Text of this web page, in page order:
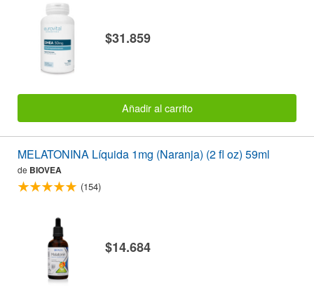
$31.859
Añadir al carrito
MELATONINA Líquida 1mg (Naranja) (2 fl oz) 59ml
de BIOVEA
(154)
$14.684